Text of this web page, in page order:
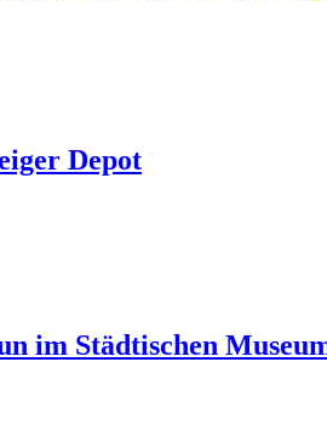
Depot
im Städtischen